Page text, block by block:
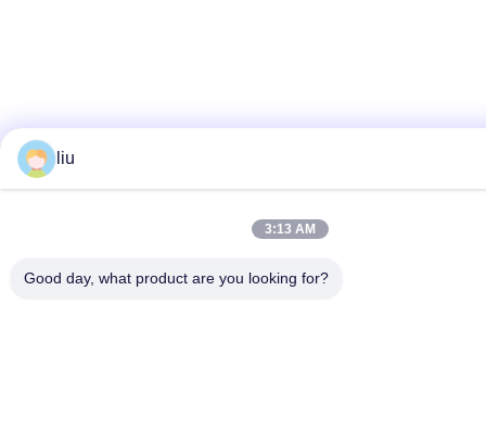
liu
3:13 AM
Good day, what product are you looking for?